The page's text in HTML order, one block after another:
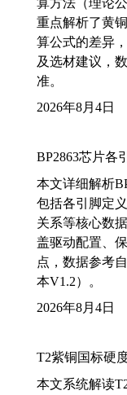
算方法（理论
重点解析了黄
算公式的差异
及选材建议，
准。
2026年8月4日
BP2863芯片各
本文详细解析
包括各引脚定
关系等核心数
盖驱动配置、
点，数据参考
本V1.2）。
2026年8月4日
T2紫铜国标硬
本文系统解读